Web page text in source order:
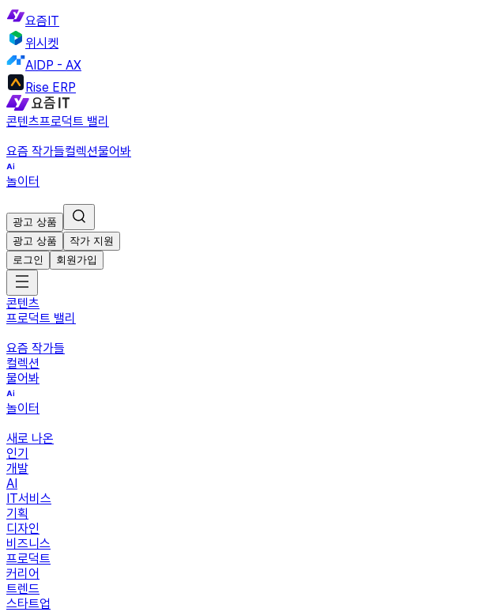
요즘IT
위시켓
AIDP - AX
Rise ERP
콘텐츠프로덕트 밸리
요즘 작가들컬렉션물어봐
놀이터
광고 상품
광고 상품
작가 지원
로그인
회원가입
콘텐츠
프로덕트 밸리
요즘 작가들
컬렉션
물어봐
놀이터
새로 나온
인기
개발
AI
IT서비스
기획
디자인
비즈니스
프로덕트
커리어
트렌드
스타트업